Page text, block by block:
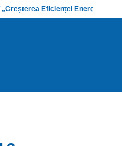
,,Creșterea Eficienței Energetice și…